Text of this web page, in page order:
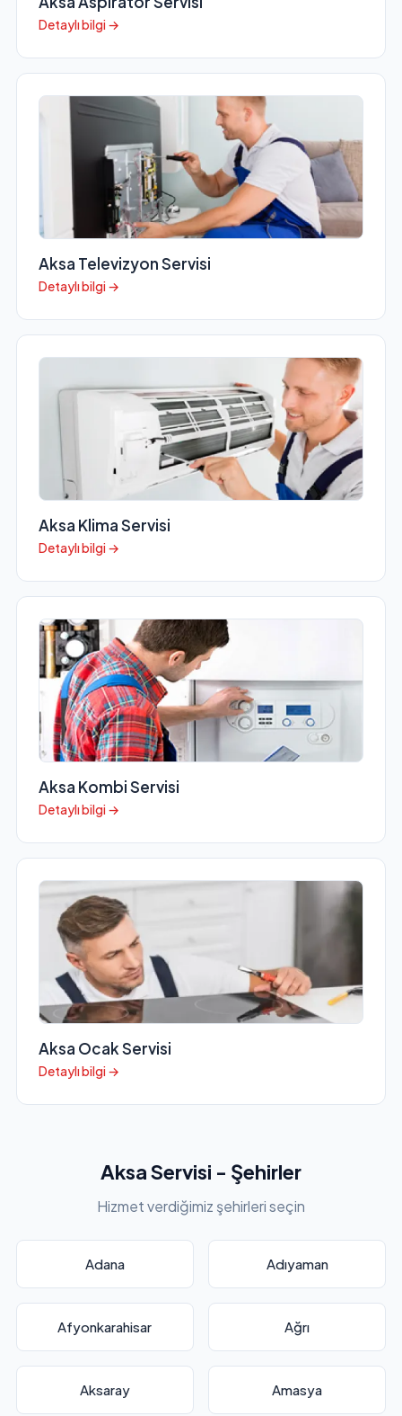
Detaylı bilgi →
Aksa Televizyon Servisi
Detaylı bilgi →
Aksa Klima Servisi
Detaylı bilgi →
Aksa Kombi Servisi
Detaylı bilgi →
Aksa Ocak Servisi
Detaylı bilgi →
Aksa Servisi - Şehirler
Hizmet verdiğimiz şehirleri seçin
Adana Adıyaman
Afyonkarahisar Ağrı
Aksaray Amasya